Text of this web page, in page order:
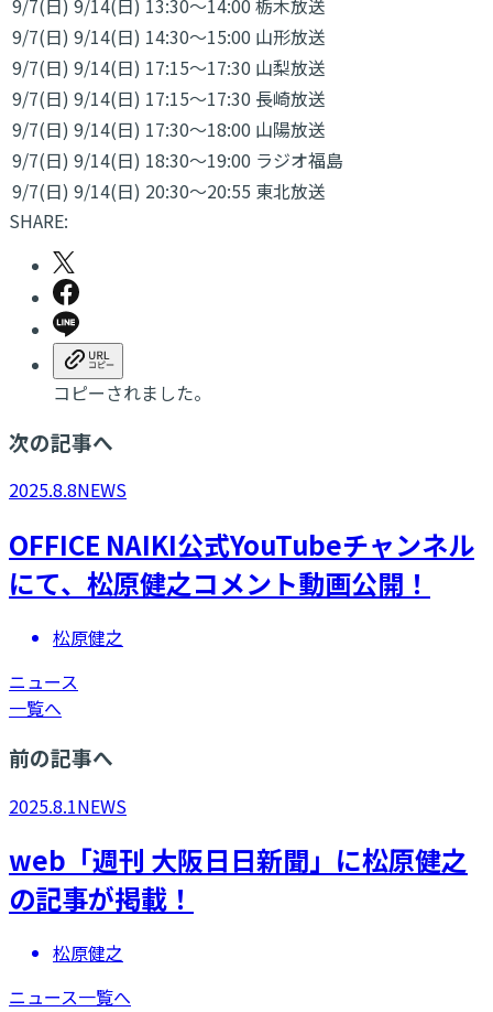
9/7(日) 9/14(日) 13:30～14:00 栃木放送
9/7(日) 9/14(日) 14:30～15:00 山形放送
9/7(日) 9/14(日) 17:15～17:30 山梨放送
9/7(日) 9/14(日) 17:15～17:30 長崎放送
9/7(日) 9/14(日) 17:30～18:00 山陽放送
9/7(日) 9/14(日) 18:30～19:00 ラジオ福島
9/7(日) 9/14(日) 20:30～20:55 東北放送
SHARE:
コピーされました。
次の記事へ
2025.8.8NEWS
OFFICE NAIKI公式YouTubeチャンネル
にて、松原健之コメント動画公開！
松原健之
ニュース
一覧へ
前の記事へ
2025.8.1NEWS
web「週刊 大阪日日新聞」に松原健之
の記事が掲載！
松原健之
ニュース一覧へ